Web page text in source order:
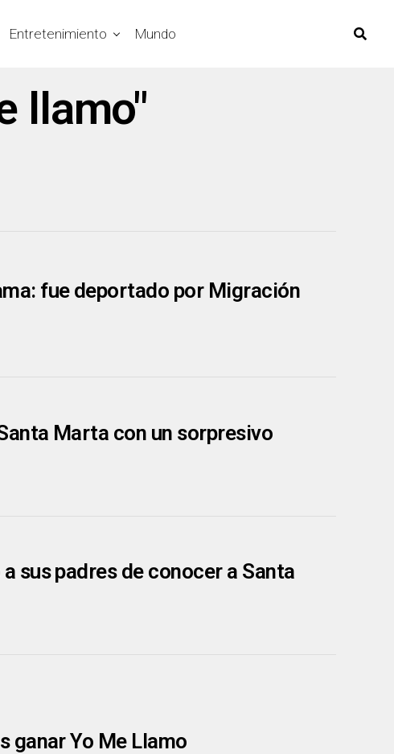
Entretenimiento Mundo
llamo"
fue deportado por Migración
Marta con un sorpresivo
sus padres de conocer a Santa
ganar Yo Me Llamo